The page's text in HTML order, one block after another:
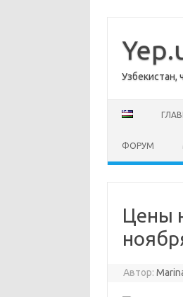
содержимому
Узбекистан,
ФОРУМ
Цены
Автор: